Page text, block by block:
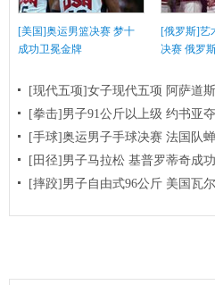
[美国]奥运男篮决赛 梦十
成功卫冕金牌
[俄罗斯]艺
决赛 俄罗
[现代五项]女子现代五项 阿萨道
[拳击]男子91公斤以上级 约书亚
[手球]奥运男子手球决赛 法国队
[田径]男子马拉松 基普罗蒂奇成
[摔跤]男子自由式96公斤 美国瓦